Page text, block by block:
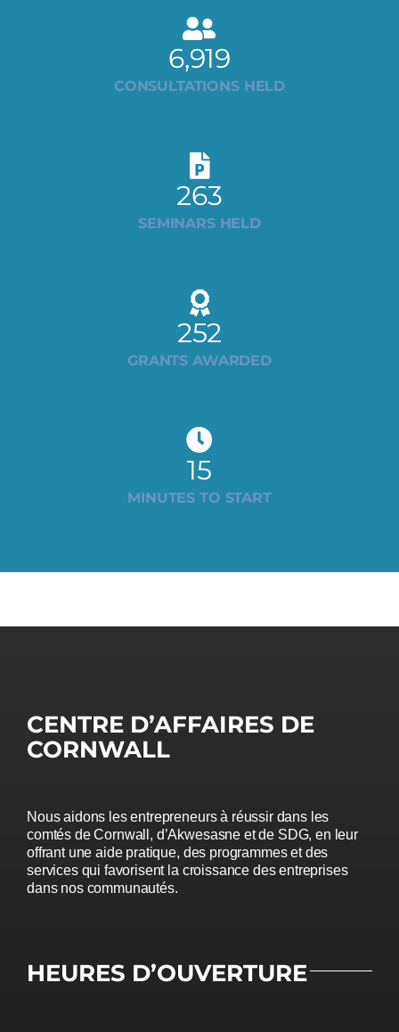
6,919
CONSULTATIONS HELD
263
SEMINARS HELD
252
GRANTS AWARDED
15
MINUTES TO START
CENTRE D’AFFAIRES DE
CORNWALL
Nous aidons les entrepreneurs à réussir dans les
comtés de Cornwall, d’Akwesasne et de SDG, en leur
offrant une aide pratique, des programmes et des
services qui favorisent la croissance des entreprises
dans nos communautés.
HEURES D’OUVERTURE